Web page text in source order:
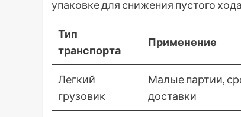
упаковке для снижения пустого
Тип
транспорта
Применение
Легкий
грузовик
Малые партии,
доставки